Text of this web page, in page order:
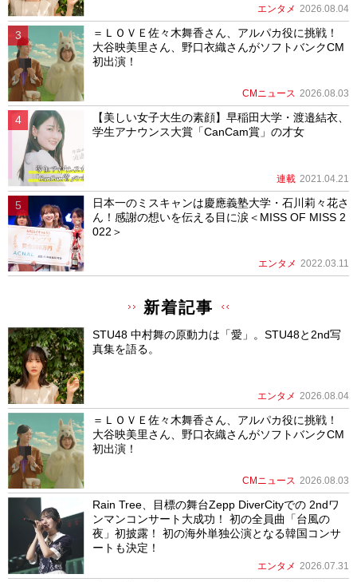
エンタメ 2026.08.04
＝ＬＯＶＥ佐々木舞香さん、アルパカ役に挑戦！
大谷映美里さん、野口衣織さんがソフトバンクCM
初出演！
CMニュース 2026.08.03
【美しい女子大生の素顔】早稲田大学・渡邉結衣、
学生アナウンス大賞「CanCam賞」の才女
連載 2021.04.21
日本一のミスキャンは慶應義塾大学・石川莉々花さ
ん！感謝の想いを伝える目に涙＜MISS OF MISS 2
022＞
エンタメ 2022.03.11
新着記事
STU48 中村舞の原動力は「愛」。STU48と2nd写
真集を語る。
エンタメ 2026.08.04
＝ＬＯＶＥ佐々木舞香さん、アルパカ役に挑戦！
大谷映美里さん、野口衣織さんがソフトバンクCM
初出演！
CMニュース 2026.08.03
Rain Tree、目標の舞台Zepp DiverCityでの 2ndワ
ンマンコンサート大成功！ 初の全員曲「台風の
夜」初披露！ 初の海外単独公演となる韓国コンサ
ートも決定！
エンタメ 2026.07.31